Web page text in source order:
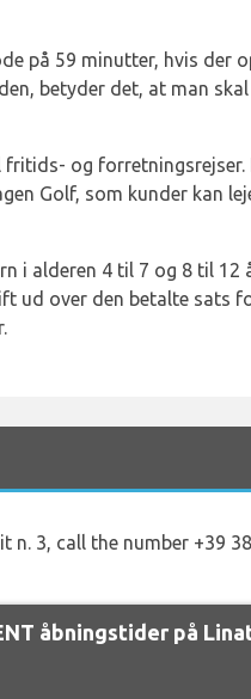
på 59 minutter, hvis der
betyder det, at man
fritids- og forretningsrejser.
Golf, som kunder kan
alderen 4 til 7 og 8 til 12
ud over den betalte sats
n. 3, call the number +39
åbningstider på